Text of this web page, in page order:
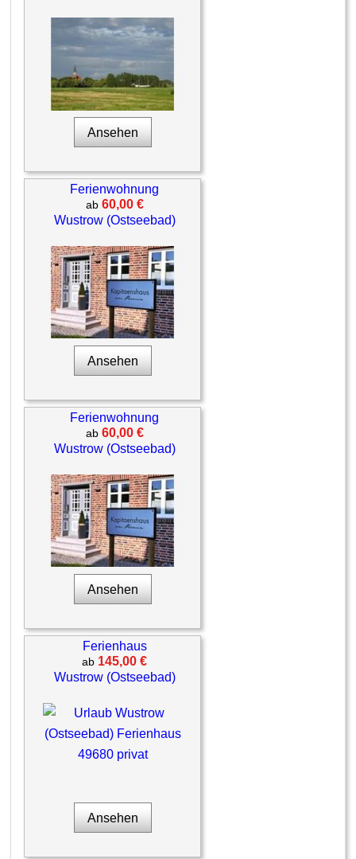
Ansehen
Ferienwohnung
ab 60,00 €
Wustrow (Ostseebad)
Ansehen
Ferienwohnung
ab 60,00 €
Wustrow (Ostseebad)
Ansehen
Ferienhaus
ab 145,00 €
Wustrow (Ostseebad)
Ansehen